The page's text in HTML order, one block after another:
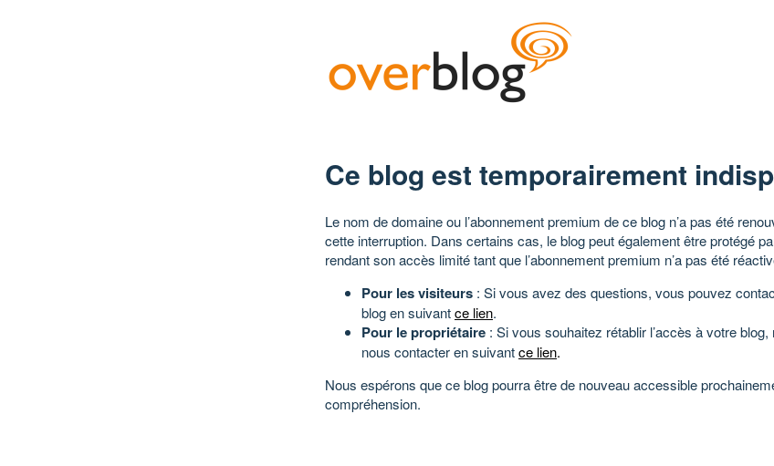
Ce blog est temporairement
Le nom de domaine ou l’abonnement premium de ce blog n’a pas été
cette interruption. Dans certains cas, le blog peut également être protégé
rendant son accès limité tant que l’abonnement premium n’a pas été
Pour les visiteurs : Si vous avez des questions, vous pouvez
blog en suivantce lien.
Pour le propriétaire : Si vous souhaitez rétablir l’accès à votre
nous contacter en suivantce lien.
Nous espérons que ce blog pourra être de nouveau accessible
compréhension.